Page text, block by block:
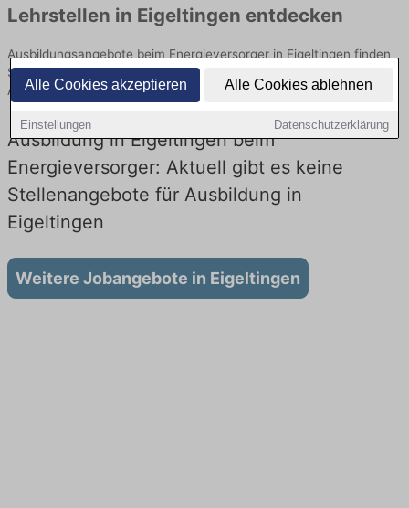
Alle Cookies akzeptieren Alle Cookies ablehnen
Einstellungen Datenschutzerklärung
Lehrstellen in Eigeltingen entdecken
Ausbildungsangebote beim Energieversorger in Eigeltingen finden
Sie von namhaften Firmen. Entdecken Sie freie Optionen von Top-
Arbeitgebern und bewerben Sie sich noch heute.
Ausbildung in Eigeltingen beim
Energieversorger: Aktuell gibt es keine
Stellenangebote für Ausbildung in
Eigeltingen
Weitere Jobangebote in Eigeltingen